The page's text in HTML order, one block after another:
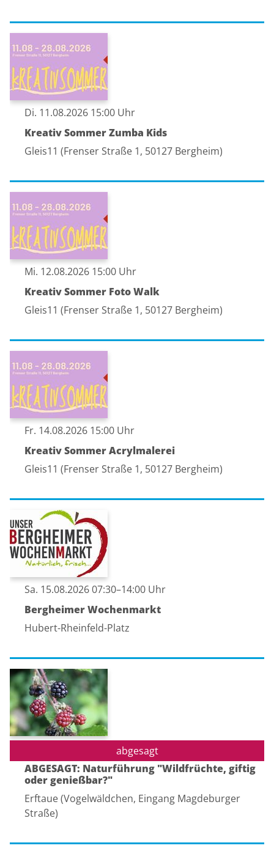
Di. 11.08.2026 15:00 Uhr
Kreativ Sommer Zumba Kids
Gleis11 (Frenser Straße 1, 50127 Bergheim)
Mi. 12.08.2026 15:00 Uhr
Kreativ Sommer Foto Walk
Gleis11 (Frenser Straße 1, 50127 Bergheim)
Fr. 14.08.2026 15:00 Uhr
Kreativ Sommer Acrylmalerei
Gleis11 (Frenser Straße 1, 50127 Bergheim)
Sa. 15.08.2026 07:30–14:00 Uhr
Bergheimer Wochenmarkt
Hubert-Rheinfeld-Platz
Sa. 15.08.2026 15:00 Uhr
ABGESAGT: Naturführung "Wildfrüchte, giftig
oder genießbar?"
Erftaue (Vogelwäldchen, Eingang Magdeburger
Straße)